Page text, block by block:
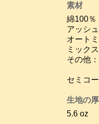
素材
綿100％
アッシ
オート
ミック
その他
セミコ
生地の
5.6 oz